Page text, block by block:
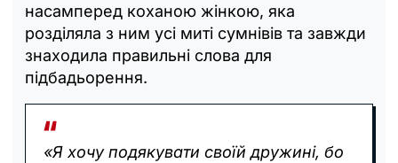
насамперед коханою жінкою, яка
розділяла з ним усі миті сумнівів та завжди
знаходила правильні слова для
підбадьорення.
«Я хочу подякувати своїй дружині, бо